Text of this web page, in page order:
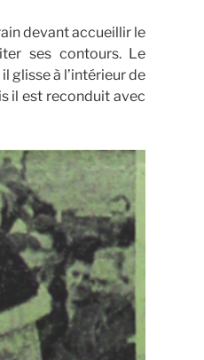
devant accueillir le
ses contours. Le
glisse à l’intérieur de
il est reconduit avec